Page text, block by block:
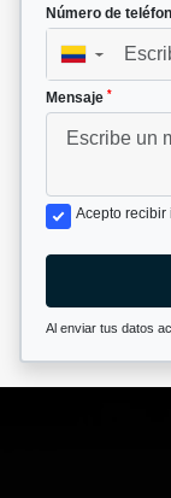
Número de
▼
Mensaje *
Acepto recibir
Al enviar tus datos